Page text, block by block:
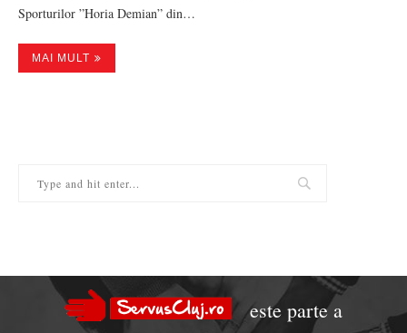
Sporturilor ”Horia Demian” din…
MAI MULT
este parte a